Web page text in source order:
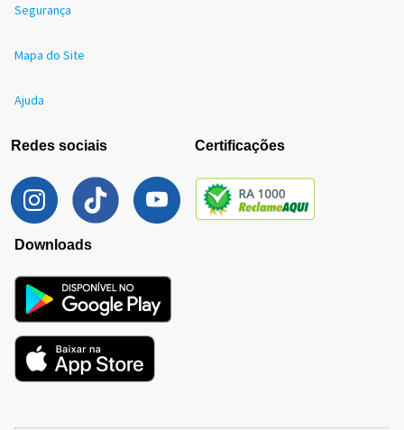
Segurança
Mapa do Site
Ajuda
Redes sociais Certificações
Downloads